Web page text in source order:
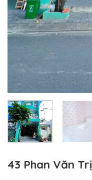
43 Phan Văn Trị